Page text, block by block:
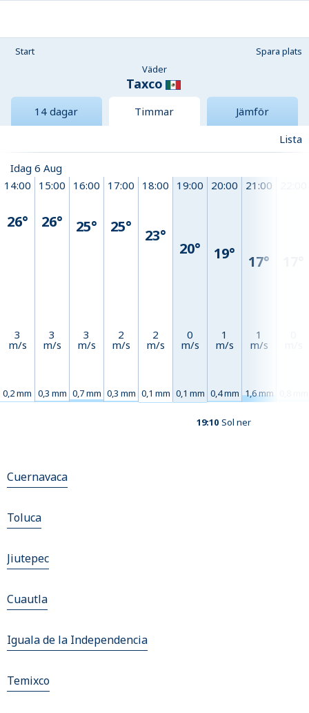
Start
Spara plats
Väder
Taxco
14 dagar Timmar
Jämför
Lista
Idag 6 Aug
14:00
26°
3
m/s
0,2 mm
15:00
26°
3
m/s
0,3 mm
16:00
25°
3
m/s
0,7 mm
17:00
25°
2
m/s
0,3 mm
18:00
23°
2
m/s
0,1 mm
19:00
20°
0
m/s
0,1 mm
20:00
19°
1
m/s
0,4 mm
21:00
17°
1
m/s
1,6 mm
19:10 Sol ner
Cuernavaca
Toluca
Jiutepec
Cuautla
Iguala de la Independencia
Temixco